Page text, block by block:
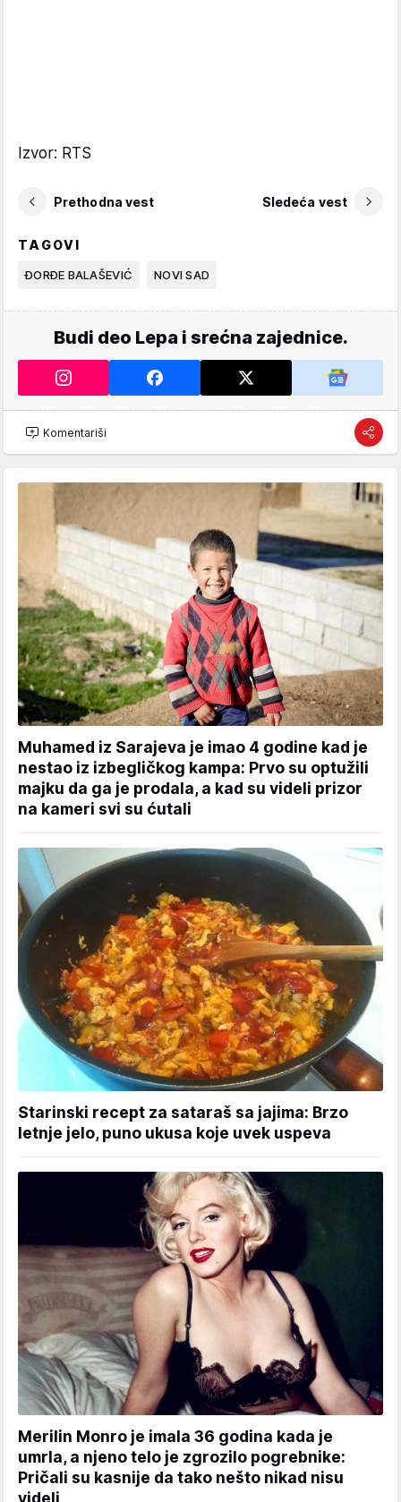
Izvor: RTS
Prethodna vest Sledeća vest
TAGOVI
ĐORĐE BALAŠEVIĆ NOVI SAD
Budi deo Lepa i srećna zajednice.
Komentariši
Muhamed iz Sarajeva je imao 4 godine kad je
nestao iz izbegličkog kampa: Prvo su optužili
majku da ga je prodala, a kad su videli prizor
na kameri svi su ćutali
Starinski recept za sataraš sa jajima: Brzo
letnje jelo, puno ukusa koje uvek uspeva
Merilin Monro je imala 36 godina kada je
umrla, a njeno telo je zgrozilo pogrebnike:
Pričali su kasnije da tako nešto nikad nisu
videli